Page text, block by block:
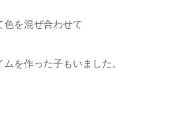
色を混ぜ合わせて
を作った子もいました。